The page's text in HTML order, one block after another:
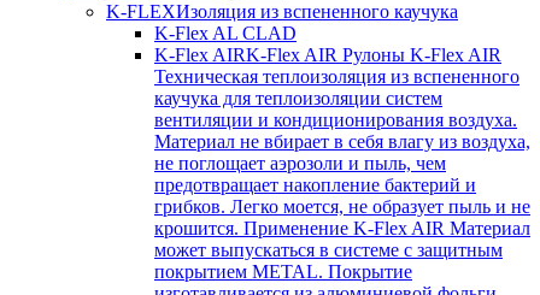
K-FLEXИзоляция из вспененного каучука
K-Flex AL CLAD
K-Flex AIRK-Flex AIR Рулоны K-Flex AIR
Техническая теплоизоляция из вспененного
каучука для теплоизоляции систем
вентиляции и кондиционирования воздуха.
Материал не вбирает в себя влагу из воздуха,
не поглощает аэрозоли и пыль, чем
предотвращает накопление бактерий и
грибков. Легко моется, не образует пыль и не
крошится. Применение K-Flex AIR Материал
может выпускаться в системе c защитным
покрытием METAL. Покрытие